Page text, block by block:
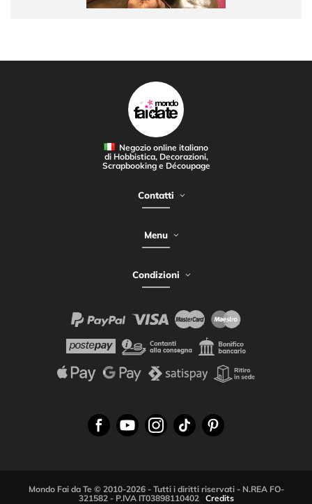
Negozio online italiano
di Hobbistica, Decorazioni,
Scrapbooking e Découpage
Contatti
Menu
Condizioni
Mondo Fai da Te © 2010-2026 - Tutti i diritti riservati - N.REA FO-
321582 - P.IVA IT03898110402 Credits